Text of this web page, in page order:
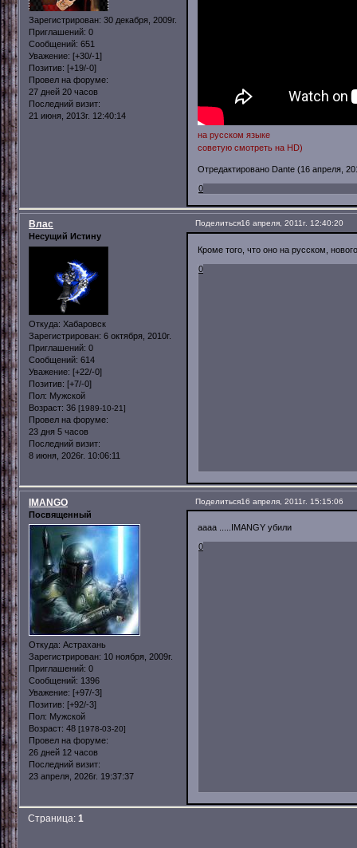
Зарегистрирован: 30 декабря, 2009г.
Приглашений: 0
Сообщений: 651
Уважение: [+30/-1]
Позитив: [+19/-0]
Провел на форуме:
27 дней 20 часов
Последний визит:
21 июня, 2013г. 12:40:14
на русском языке
советую смотреть на HD)
Отредактировано Dante (16 апреля,
0
Поделиться16 апреля, 2011г. 12:40:20
Влас
Несущий Истину
Откуда: Хабаровск
Зарегистрирован: 6 октября, 2010г.
Приглашений: 0
Сообщений: 614
Уважение: [+22/-0]
Позитив: [+7/-0]
Пол: Мужской
Возраст: 36 [1989-10-21]
Провел на форуме:
23 дня 5 часов
Последний визит:
8 июня, 2026г. 10:06:11
Кроме того, что оно на русском,
0
Поделиться16 апреля, 2011г. 15:15:06
IMANGO
Посвященный
Откуда: Астрахань
Зарегистрирован: 10 ноября, 2009г.
Приглашений: 0
Сообщений: 1396
Уважение: [+97/-3]
Позитив: [+92/-3]
Пол: Мужской
Возраст: 48 [1978-03-20]
Провел на форуме:
26 дней 12 часов
Последний визит:
23 апреля, 2026г. 19:37:37
аааа .....IMANGY убили
0
Страница:1